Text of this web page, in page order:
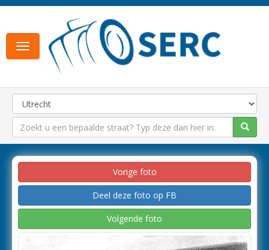
Toggle
navigation
Vorige foto
Deel deze foto op FB
Volgende foto